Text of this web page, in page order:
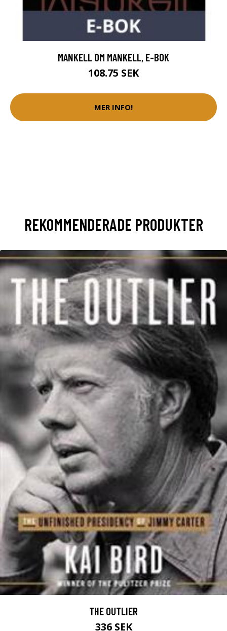
MANKELL OM MANKELL, E-BOK
108.75 SEK
MER INFO!
REKOMMENDERADE PRODUKTER
THE OUTLIER
336 SEK